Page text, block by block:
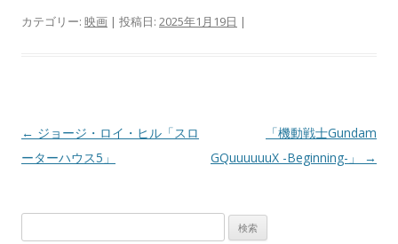
カテゴリー: 映画 | 投稿日: 2025年1月19日 |
投稿ナビゲーション
← ジョージ・ロイ・ヒル「スロ
ーターハウス5」
「機動戦士Gundam
GQuuuuuuX -Beginning-」
→